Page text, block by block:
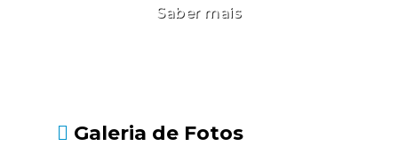
Saber mais
Galeria de Fotos